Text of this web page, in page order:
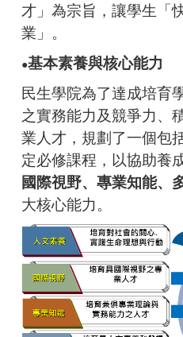
才」為宗旨，讓學生「
業」。
​​​​​​​●基本素養與核心能力
民生學院為了達成培育
之實務能力及競爭力、
業人才，規劃了一個包
定必修課程，以協助養
國際視野、專業知能、
大核心能力。